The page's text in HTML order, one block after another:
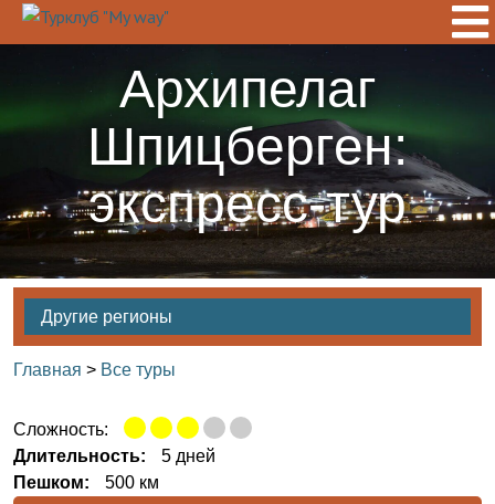
Архипелаг
Шпицберген:
экспресс-тур
Другие регионы
Главная > Все туры
Сложность:
Длительность:
5 дней
Пешком:
500 км